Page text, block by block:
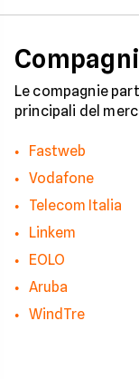
Le compagnie
principali del
Fastweb
Vodafone
Telecom Italia
Linkem
EOLO
Aruba
WindTre